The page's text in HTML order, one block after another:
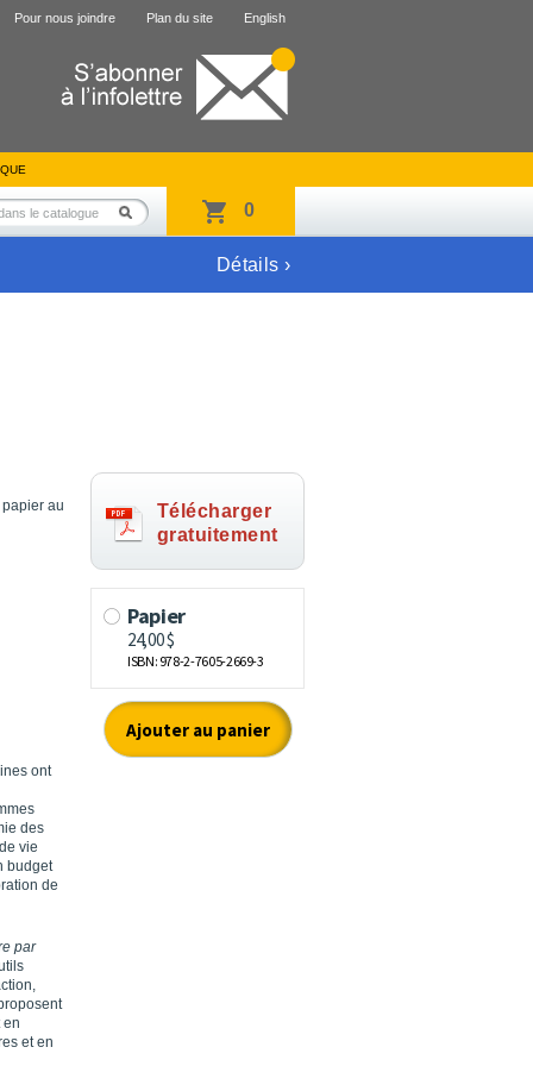
Pour nous joindre Plan du site English
0
Détails ›
au
ont
des
vie
budget
de
par
en
et en
Télécharger
gratuitement